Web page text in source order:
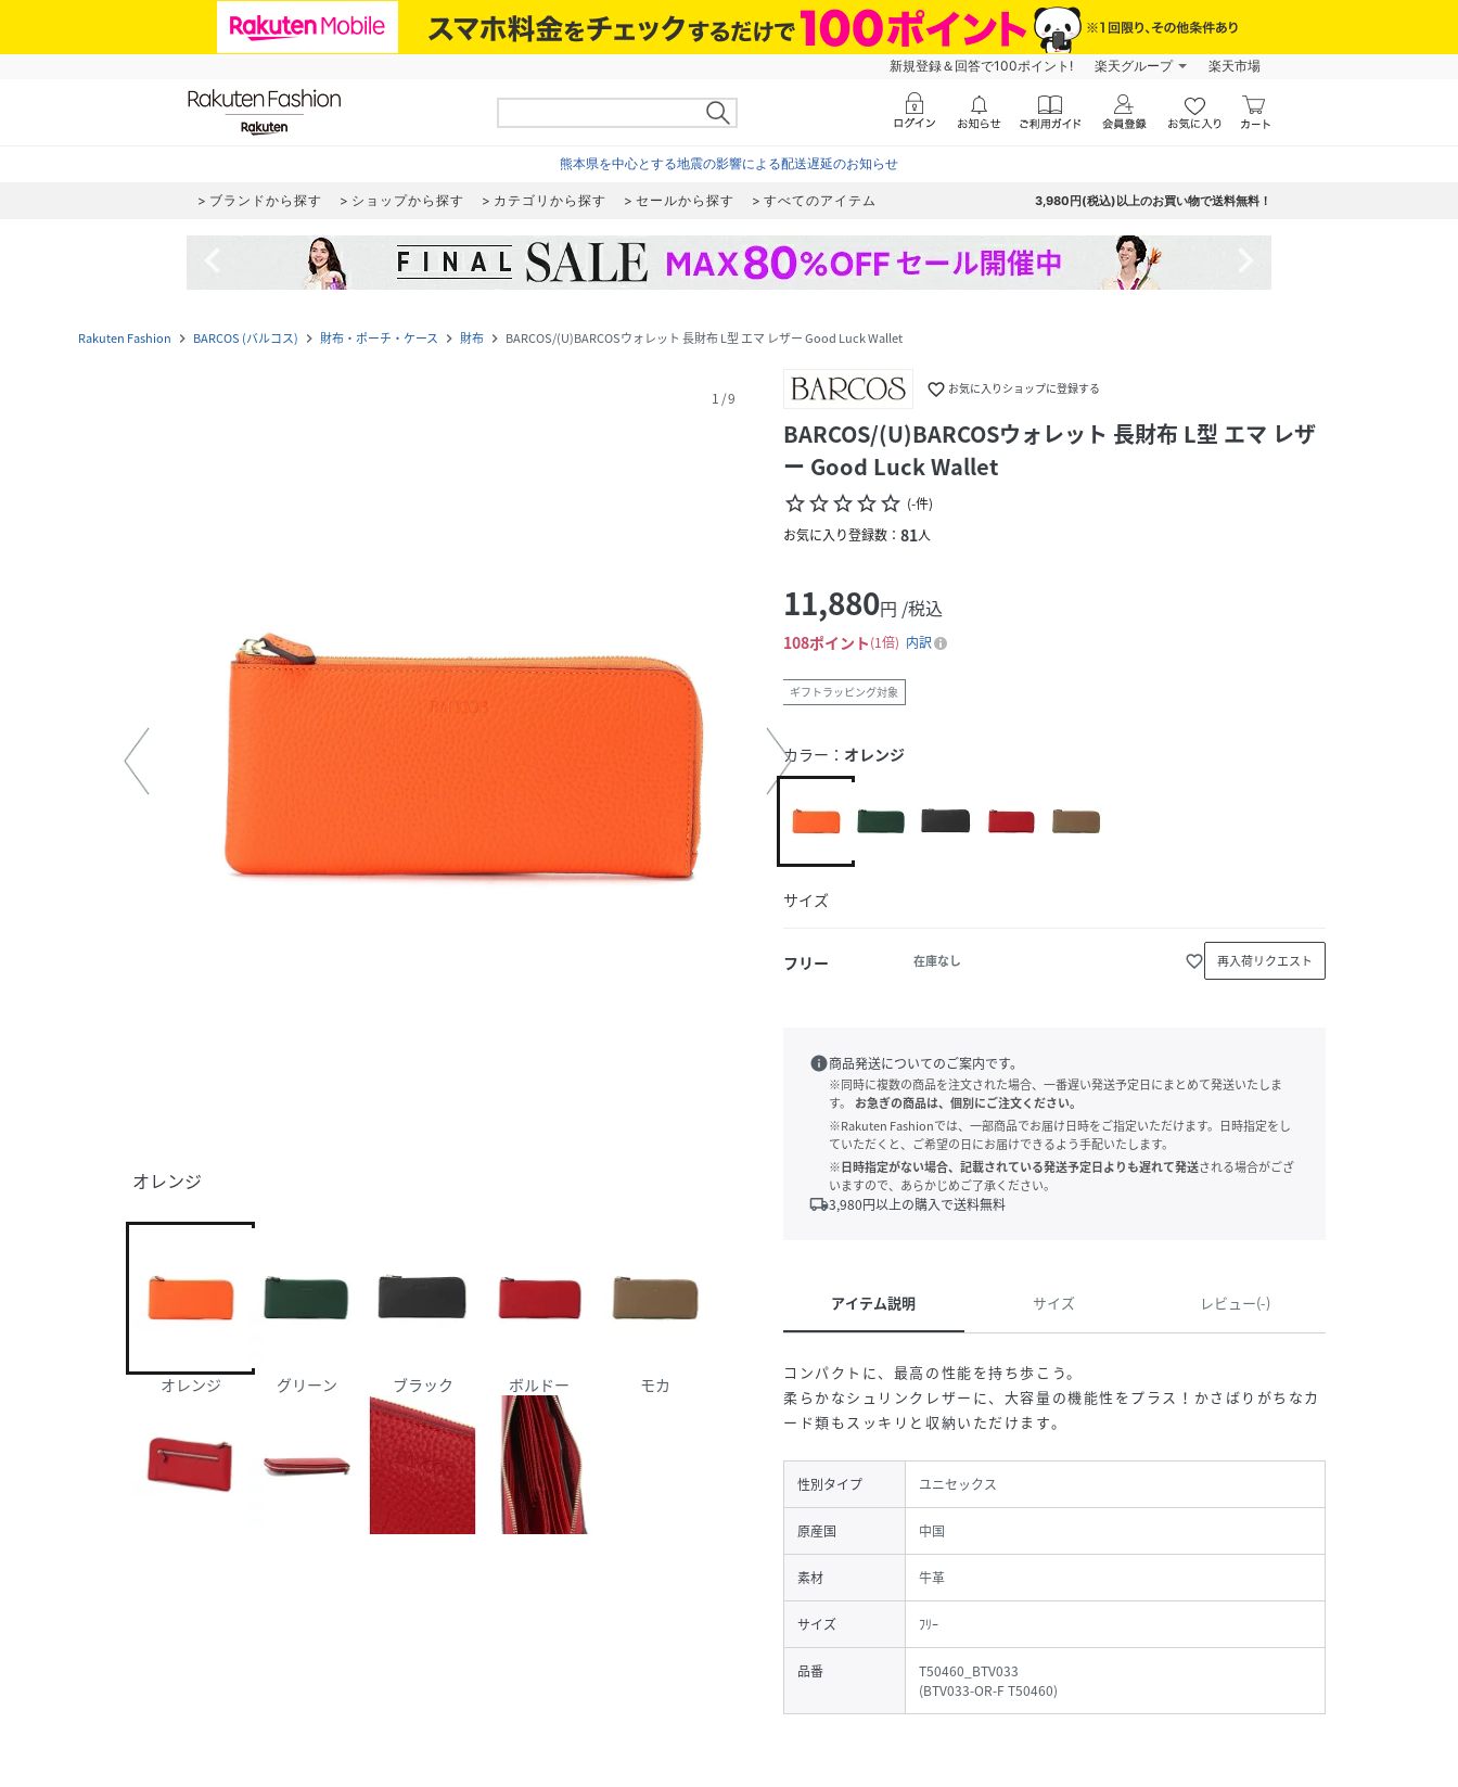
新規登録＆回答で100ポイント! 楽天グループ 楽天市場
熊本県を中心とする地震の影響による配送遅延のお知らせ
ブランドから探す ショップから探す カテゴリから探す セールから探す すべてのアイテム 3,980円(税込)以上のお買い物で送料無料！
Rakuten Fashion navigate_next BARCOS (バルコス) navigate_next 財布・ポーチ・ケース navigate_next 財布 navigate_next BARCOS/(U)BARCOSウォレット 長財布 L型 エマ レザー Good Luck Wallet
1 /9
オレンジ
オレンジ グリーン ブラック ボルドー モカ
favorite_border お気に入りショップに登録する
BARCOS/(U)BARCOSウォレット 長財布 L型 エマ レザ
ー Good Luck Wallet
star_borderstar_borderstar_borderstar_borderstar_border (-件)
お気に入り登録数： 81人
11,880円 /税込
108ポイント 1倍 内訳
ギフトラッピング対象
カラー： オレンジ
サイズ
フリー 在庫なし favorite_border 再入荷リクエスト
info商品発送についてのご案内です。
※同時に複数の商品を注文された場合、一番遅い発送予定日にまとめて発送いたしま
す。
お急ぎの商品は、個別にご注文ください。
※Rakuten Fashionでは、一部商品でお届け日時をご指定いただけます。日時指定をし
ていただくと、ご希望の日にお届けできるよう手配いたします。
※日時指定がない場合、記載されている発送予定日よりも遅れて発送される場合がござ
いますので、あらかじめご了承ください。
local_shipping3,980円以上の購入で送料無料
アイテム説明 サイズ レビュー(-)
コンパクトに、最高の性能を持ち歩こう。
柔らかなシュリンクレザーに、大容量の機能性をプラス！かさばりがちなカ
ード類もスッキリと収納いただけます。
性別タイプ ユニセックス
原産国 中国
素材 牛革
サイズ ﾌﾘｰ
品番
T50460_BTV033
(BTV033-OR-F T50460)